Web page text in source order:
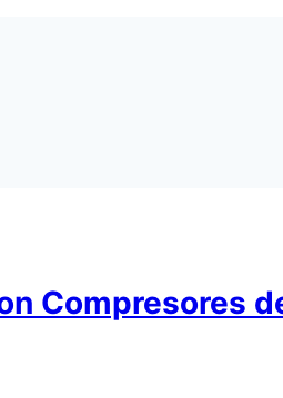
Compresores